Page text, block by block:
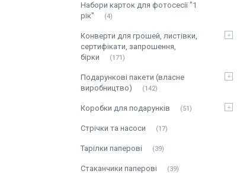
Набори карток для фотосесії "1
рік"
4
Конверти для грошей, листівки,
сертифікати, запрошення,
бірки
171
Подарункові пакети (власне
виробництво)
142
Коробки для подарунків 51
Стрічки та насоси 17
Тарілки паперові 39
Стаканчики паперові 39